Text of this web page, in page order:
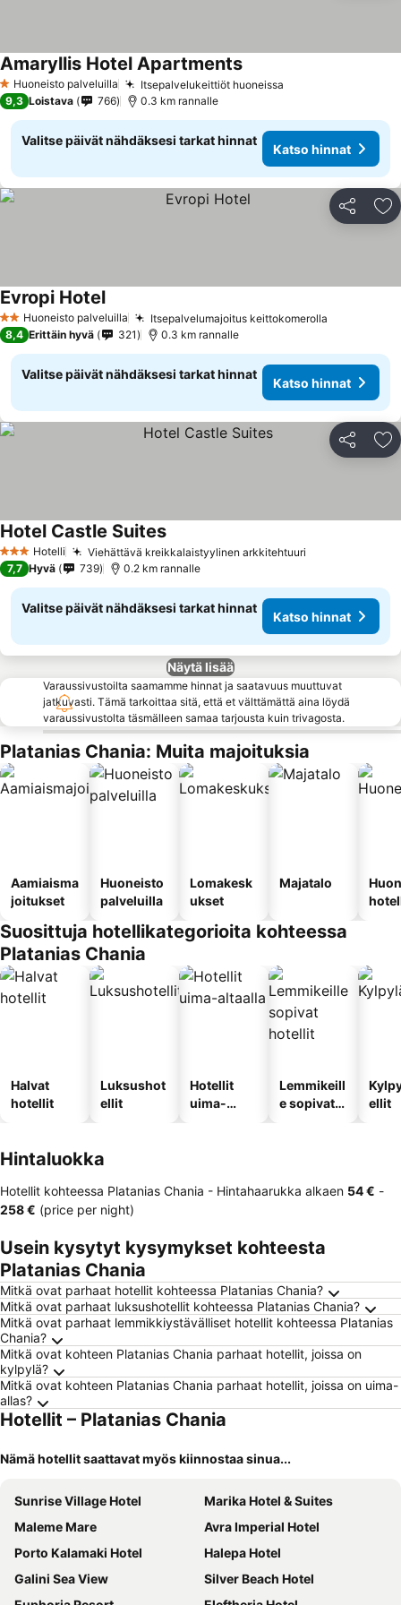
1 Tähtiluokitus
Huoneisto palveluilla Itsepalvelukeittiöt huoneissa
Amaryllis Hotel Apartments
9,3 Loistava 766 0.3 km rannalle
Valitse päivät nähdäksesi tarkat hinnat
Katso hinnat
Jaa
2 Tähtiluokitus
Huoneisto palveluilla Itsepalvelumajoitus keittokomerolla
Evropi Hotel
8,4 Erittäin hyvä 321 0.3 km rannalle
Valitse päivät nähdäksesi tarkat hinnat
Katso hinnat
Jaa
3 Tähtiluokitus
Hotelli Viehättävä kreikkalaistyylinen arkkitehtuuri
Hotel Castle Suites
7,7 Hyvä 739 0.2 km rannalle
Valitse päivät nähdäksesi tarkat hinnat
Katso hinnat
Näytä lisää
Varaussivustoilta saamamme hinnat ja saatavuus muuttuvat
jatkuvasti. Tämä tarkoittaa sitä, että et välttämättä aina löydä
varaussivustolta täsmälleen samaa tarjousta kuin trivagosta.
Platanias Chania: Muita majoituksia
Aamiaisma
joitukset
Huoneisto
palveluilla
Lomakesk
ukset
Majatalo
Suosittuja hotellikategorioita kohteessa
Platanias Chania
Halvat
hotellit
Luksushot
ellit
Hotellit
uima-
Lemmikeill
e sopivat
ellit
Hintaluokka
Hotellit kohteessa Platanias Chania - Hintahaarukka alkaen ‎54 € -
‎258 € (price per night)
Usein kysytyt kysymykset kohteesta
Platanias Chania
Mitkä ovat parhaat hotellit kohteessa Platanias Chania?
Mitkä ovat parhaat luksushotellit kohteessa Platanias Chania?
Mitkä ovat parhaat lemmikkiystävälliset hotellit kohteessa Platanias
Chania?
Mitkä ovat kohteen Platanias Chania parhaat hotellit, joissa on
kylpylä?
Mitkä ovat kohteen Platanias Chania parhaat hotellit, joissa on uima-
allas?
Hotellit – Platanias Chania
Nämä hotellit saattavat myös kiinnostaa sinua...
Sunrise Village Hotel
Marika Hotel & Suites
Maleme Mare
Avra Imperial Hotel
Porto Kalamaki Hotel
Halepa Hotel
Galini Sea View
Silver Beach Hotel